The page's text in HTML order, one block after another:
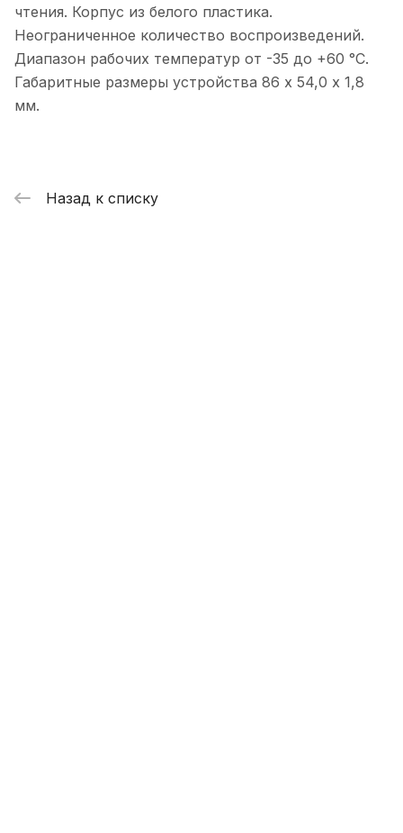
чтения. Корпус из белого пластика.
Неограниченное количество воспроизведений.
Диапазон рабочих температур от -35 до +60 °С.
Габаритные размеры устройства 86 х 54,0 х 1,8
мм.
Назад к списку